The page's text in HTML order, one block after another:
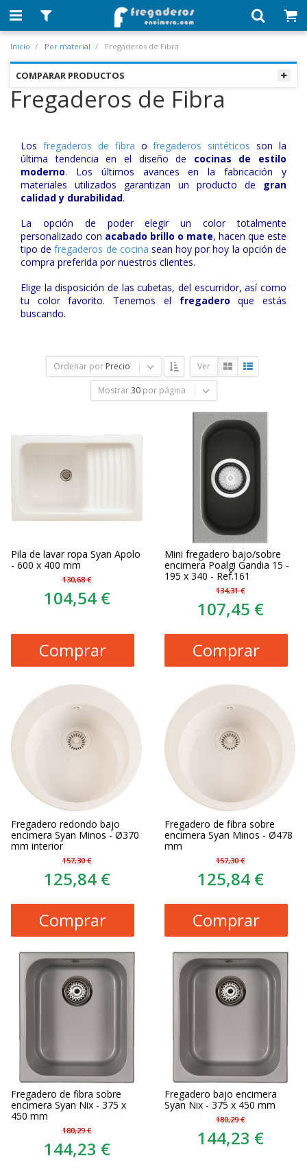
Inicio Por material Fregaderos de Fibra
COMPARAR PRODUCTOS
Fregaderos de Fibra
Los fregaderos de fibra ofregaderos sintéticos son la
última tendencia en el diseño de cocinas de estilo
moderno. Los últimos avances en la fabricación y
materiales utilizados garantizan un producto de gran
calidad y durabilidad.
La opción de poder elegir un color totalmente
personalizado con acabado brillo o mate, hacen que este
tipo defregaderos de cocina sean hoy por hoy la opción de
compra preferida por nuestros clientes.
Elige la disposición de las cubetas, del escurridor, así como
tu color favorito. Tenemos el fregadero que estás
buscando.
Ordenar por Precio Ver
Mostrar 30 por página
Pila de lavar ropa Syan Apolo
- 600 x 400 mm
130,68 €
104,54 €
Comprar
Mini fregadero bajo/sobre
encimera Poalgi Gandia 15 -
195 x 340 - Ref.161
134,31 €
107,45 €
Comprar
Fregadero redondo bajo
encimera Syan Minos - Ø370
mm interior
157,30 €
125,84 €
Comprar
Fregadero de fibra sobre
encimera Syan Minos - Ø478
mm
157,30 €
125,84 €
Comprar
Fregadero de fibra sobre
encimera Syan Nix - 375 x
450 mm
180,29 €
144,23 €
Fregadero bajo encimera
Syan Nix - 375 x 450 mm
180,29 €
144,23 €